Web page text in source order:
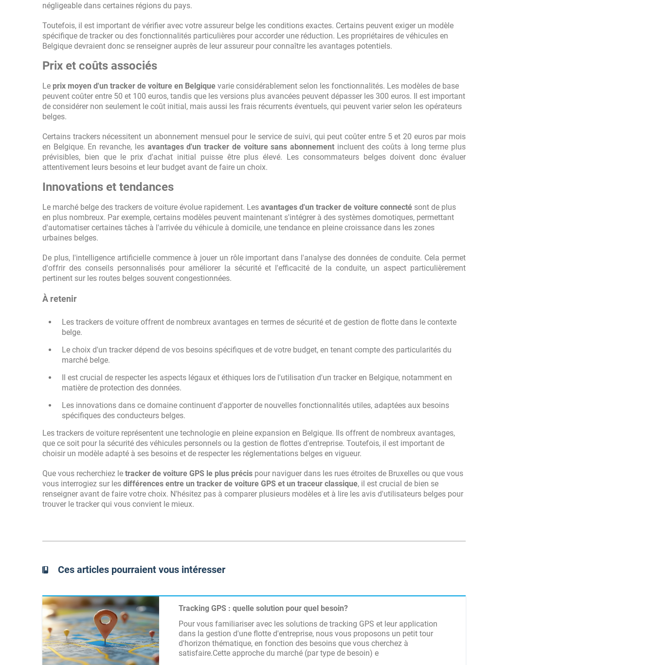
négligeable dans certaines régions du pays.
Toutefois, il est important de vérifier avec votre assureur belge les conditions exactes. Certains peuvent exiger un modèle
spécifique de tracker ou des fonctionnalités particulières pour accorder une réduction. Les propriétaires de véhicules en
Belgique devraient donc se renseigner auprès de leur assureur pour connaître les avantages potentiels.
Prix et coûts associés
Le prix moyen d'un tracker de voiture en Belgique varie considérablement selon les fonctionnalités. Les modèles de base
peuvent coûter entre 50 et 100 euros, tandis que les versions plus avancées peuvent dépasser les 300 euros. Il est important
de considérer non seulement le coût initial, mais aussi les frais récurrents éventuels, qui peuvent varier selon les opérateurs
belges.
Certains trackers nécessitent un abonnement mensuel pour le service de suivi, qui peut coûter entre 5 et 20 euros par mois
en Belgique. En revanche, les avantages d'un tracker de voiture sans abonnementincluent des coûts à long terme plus
prévisibles, bien que le prix d'achat initial puisse être plus élevé. Les consommateurs belges doivent donc évaluer
attentivement leurs besoins et leur budget avant de faire un choix.
Innovations et tendances
Le marché belge des trackers de voiture évolue rapidement. Les avantages d'un tracker de voiture connecté sont de plus
en plus nombreux. Par exemple, certains modèles peuvent maintenant s'intégrer à des systèmes domotiques, permettant
d'automatiser certaines tâches à l'arrivée du véhicule à domicile, une tendance en pleine croissance dans les zones
urbaines belges.
De plus, l'intelligence artificielle commence à jouer un rôle important dans l'analyse des données de conduite. Cela permet
d'offrir des conseils personnalisés pour améliorer la sécurité et l'efficacité de la conduite, un aspect particulièrement
pertinent sur les routes belges souvent congestionnées.
À retenir
Les trackers de voiture offrent de nombreux avantages en termes de sécurité et de gestion de flotte dans le contexte
belge.
Le choix d'un tracker dépend de vos besoins spécifiques et de votre budget, en tenant compte des particularités du
marché belge.
Il est crucial de respecter les aspects légaux et éthiques lors de l'utilisation d'un tracker en Belgique, notamment en
matière de protection des données.
Les innovations dans ce domaine continuent d'apporter de nouvelles fonctionnalités utiles, adaptées aux besoins
spécifiques des conducteurs belges.
Les trackers de voiture représentent une technologie en pleine expansion en Belgique. Ils offrent de nombreux avantages,
que ce soit pour la sécurité des véhicules personnels ou la gestion de flottes d'entreprise. Toutefois, il est important de
choisir un modèle adapté à ses besoins et de respecter les réglementations belges en vigueur.
Que vous recherchiez le tracker de voiture GPS le plus précis pour naviguer dans les rues étroites de Bruxelles ou que vous
vous interrogiez sur les différences entre un tracker de voiture GPS et un traceur classique, il est crucial de bien se
renseigner avant de faire votre choix. N'hésitez pas à comparer plusieurs modèles et à lire les avis d'utilisateurs belges pour
trouver le tracker qui vous convient le mieux.
Ces articles pourraient vous intéresser
Tracking GPS : quelle solution pour quel besoin?
Pour vous familiariser avec les solutions de tracking GPS et leur application
dans la gestion d'une flotte d'entreprise, nous vous proposons un petit tour
d'horizon thématique, en fonction des besoins que vous cherchez à
satisfaire.Cette approche du marché (par type de besoin) e